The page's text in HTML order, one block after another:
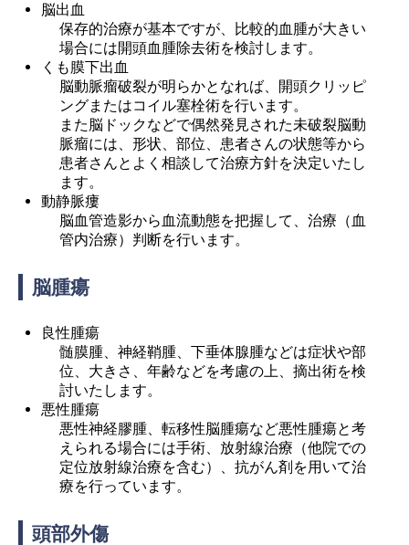
脳出血
保存的治療が基本ですが、比較的血腫が大きい
場合には開頭血腫除去術を検討します。
くも膜下出血
脳動脈瘤破裂が明らかとなれば、開頭クリッピ
ングまたはコイル塞栓術を行います。
また脳ドックなどで偶然発見された未破裂脳動
脈瘤には、形状、部位、患者さんの状態等から
患者さんとよく相談して治療方針を決定いたし
ます。
動静脈瘻
脳血管造影から血流動態を把握して、治療（血
管内治療）判断を行います。
脳腫瘍
良性腫瘍
髄膜腫、神経鞘腫、下垂体腺腫などは症状や部
位、大きさ、年齢などを考慮の上、摘出術を検
討いたします。
悪性腫瘍
悪性神経膠腫、転移性脳腫瘍など悪性腫瘍と考
えられる場合には手術、放射線治療（他院での
定位放射線治療を含む）、抗がん剤を用いて治
療を行っています。
頭部外傷